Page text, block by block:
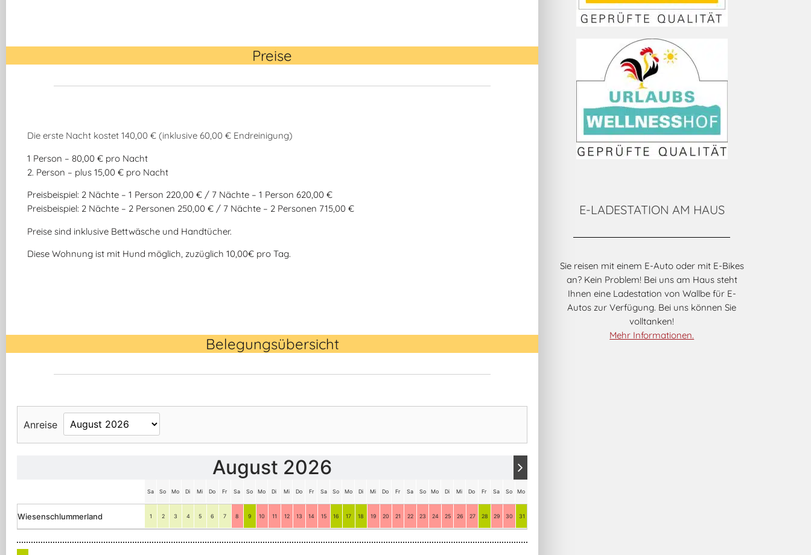
Preise
Die erste Nacht kostet 140,00 € (inklusive 60,00 € Endreinigung)
1 Person – 80,00 € pro Nacht
2. Person – plus 15,00 € pro Nacht
Preisbeispiel: 2 Nächte – 1 Person 220,00 € / 7 Nächte – 1 Person 620,00 €
Preisbeispiel: 2 Nächte – 2 Personen 250,00 € / 7 Nächte – 2 Personen 715,00 €
Preise sind inklusive Bettwäsche und Handtücher.
Diese Wohnung ist mit Hund möglich, zuzüglich 10,00€ pro Tag.
Belegungsübersicht
Anreise
August 2026
Sa So Mo Di Mi Do Fr Sa So Mo Di Mi Do Fr Sa So Mo Di Mi Do Fr Sa So Mo Di Mi Do Fr Sa So Mo
Wiesenschlummerland 1 2 3 4 5 6 7 8 9 10 11 12 13 14 15 16 17 18 19 20 21 22 23 24 25 26 27 28 29 30 31
E-LADESTATION AM HAUS
Sie reisen mit einem E-Auto oder mit E-Bikes
an? Kein Problem! Bei uns am Haus steht
Ihnen eine Ladestation von Wallbe für E-
Autos zur Verfügung. Bei uns können Sie
volltanken!
Mehr Informationen.